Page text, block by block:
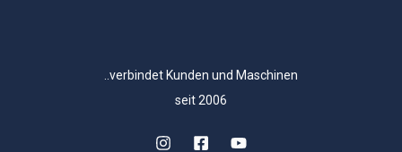
..verbindet Kunden und Maschinen
seit 2006